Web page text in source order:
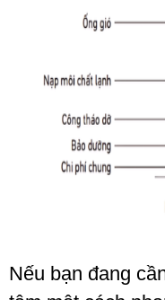
Nếu bạn đang